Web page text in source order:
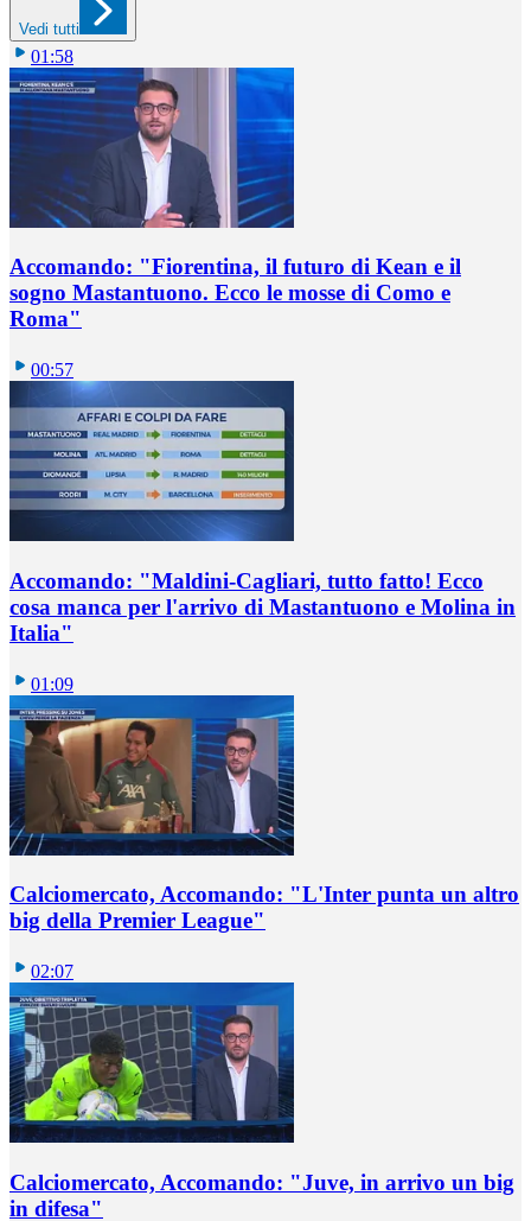
Vedi tutti
01:58
Accomando: "Fiorentina, il futuro di Kean e il
sogno Mastantuono. Ecco le mosse di Como e
Roma"
00:57
Accomando: "Maldini-Cagliari, tutto fatto! Ecco
cosa manca per l'arrivo di Mastantuono e Molina in
Italia"
01:09
Calciomercato, Accomando: "L'Inter punta un altro
big della Premier League"
02:07
Calciomercato, Accomando: "Juve, in arrivo un big
in difesa"